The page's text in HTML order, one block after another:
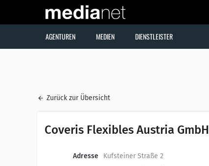
AGENTUREN MEDIEN DIENSTLEISTER
Zurück zur Übersicht
Coveris Flexibles Austria GmbH
Adresse
Kufsteiner Straße 2